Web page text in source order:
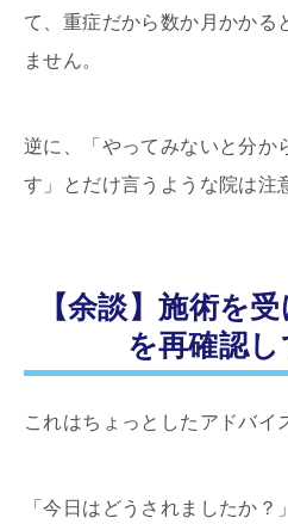
て、重症だから数か月かかる
ません。
逆に、「やってみないと分か
す」とだけ言うような院は注
【余談】施術を
を再確認し
これはちょっとしたアドバイ
「今日はどうされましたか？